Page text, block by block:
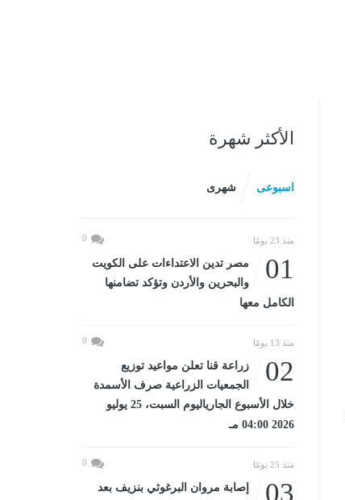
الأكثر شهرة
اسبوعى شهرى
منذ 23 يومًا 0
01
مصر تدين الاعتداءات على الكويت
والبحرين والأردن وتؤكد تضامنها
الكامل معها
منذ 13 يومًا 0
02
زراعة قنا تعلن مواعيد توزيع
الجمعيات الزراعية صرف الأسمدة
خلال الأسبوع الجارياليوم السبت، 25 يوليو
2026 04:00 مـ
منذ 25 يومًا 0
03
إصابة مروان البرغوثي بنزيف بعد